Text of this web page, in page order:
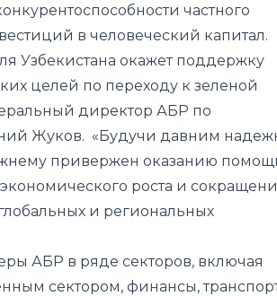
частного
в человеческий капитал.
Узбекистана окажет поддержку
целей по переходу к зеленой
директор АБР по
Жуков. «Будучи давним
привержен оказанию
роста и
и региональных
АБР в ряде секторов, включая
сектором, финансы,